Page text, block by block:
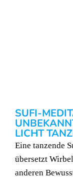
SUFI-
LICHT
Eine tanzende
übersetzt
anderen